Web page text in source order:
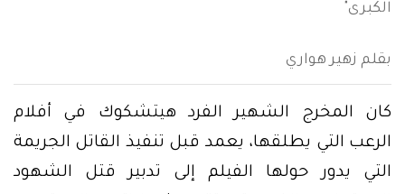
الكبرى"
بقلم زهير هواري
كان المخرج الشهير الفرد هيتشكوك في أفلام
الرعب التي يطلقها، يعمد قبل تنفيذ القاتل الجريمة
التي يدور حولها الفيلم إلى تدبير قتل الشهود